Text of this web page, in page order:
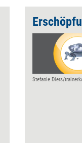
Stefanie Diers/